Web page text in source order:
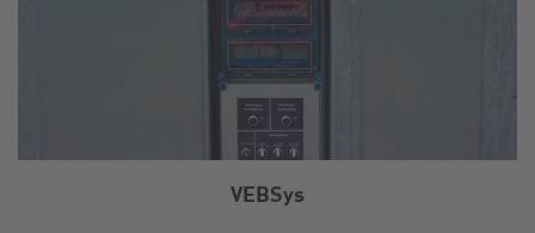
VEBSys